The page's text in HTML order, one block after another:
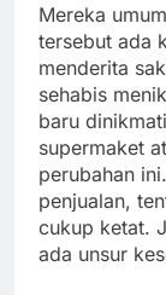
Mereka
tersebut ada
menderita
sehabis
baru
supermaket
perubahan
penjualan,
cukup ketat.
ada unsur